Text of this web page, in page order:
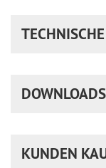
DOWNLOADS
KUNDEN